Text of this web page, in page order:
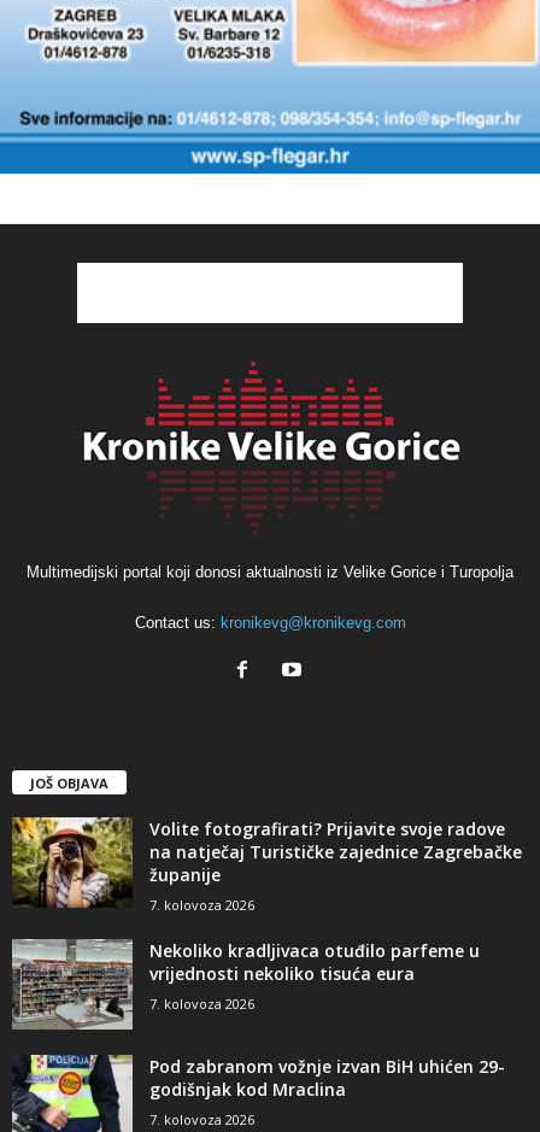
Multimedijski portal koji donosi aktualnosti iz Velike Gorice i Turopolja
Contact us: kronikevg@kronikevg.com
JOŠ OBJAVA
Volite fotografirati? Prijavite svoje radove
na natječaj Turističke zajednice Zagrebačke
županije
7. kolovoza 2026
Nekoliko kradljivaca otuđilo parfeme u
vrijednosti nekoliko tisuća eura
7. kolovoza 2026
Pod zabranom vožnje izvan BiH uhićen 29-
godišnjak kod Mraclina
7. kolovoza 2026